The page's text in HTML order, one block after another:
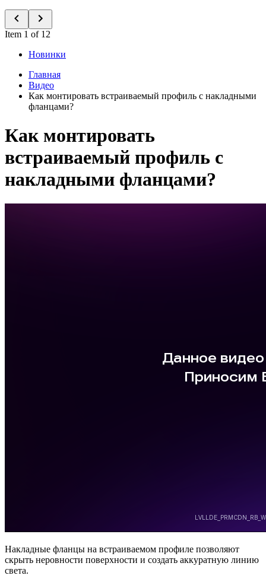
Item 1 of 12
Новинки
Главная
Видео
Как монтировать встраиваемый профиль с накладными
фланцами?
Как монтировать
встраиваемый профиль с
накладными фланцами?
Накладные фланцы на встраиваемом профиле позволяют
скрыть неровности поверхности и создать аккуратную линию
света.